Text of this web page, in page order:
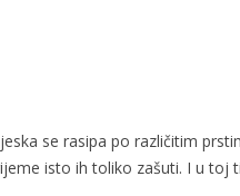
se rasipa po različitim
isto ih toliko zašuti. I u toj